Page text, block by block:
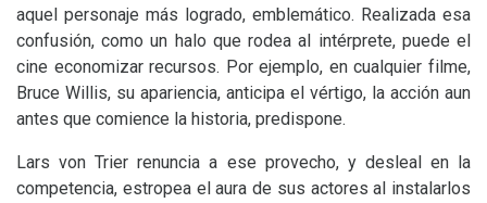
aquel personaje más logrado, emblemático. Realizada esa
confusión, como un halo que rodea al intérprete, puede el
cine economizar recursos. Por ejemplo, en cualquier filme,
Bruce Willis, su apariencia, anticipa el vértigo, la acción aun
antes que comience la historia, predispone.
Lars von Trier renuncia a ese provecho, y desleal en la
competencia, estropea el aura de sus actores al instalarlos